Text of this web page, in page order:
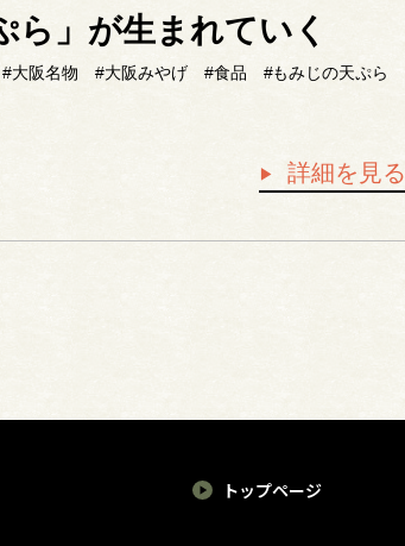
ら」が生まれていく
#大阪名物 #大阪みやげ #食品 #もみじの天ぷら
詳細を見る
トップページ